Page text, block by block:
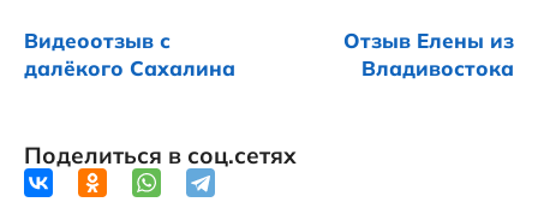
Видеоотзыв с
далёкого Сахалина
Отзыв Елены из
Владивостока
Поделиться в соц.сетях